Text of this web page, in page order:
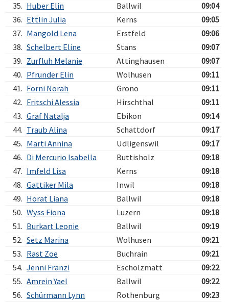
35. Huber Elin Ballwil
09:04
36. Ettlin Julia Kerns
09:05
37. Mangold Lena Erstfeld
09:06
38. Schelbert Eline Stans
09:07
39. Zurfluh Melanie Attinghausen
09:07
40. Pfrunder Elin Wolhusen
09:11
41. Forni Norah Grono
09:11
42. Fritschi Alessia Hirschthal
09:11
43. Graf Natalja Ebikon
09:14
44. Traub Alina Schattdorf
09:17
45. Marti Annina Udligenswil
09:17
46. Di Mercurio Isabella Buttisholz
09:18
47. Imfeld Lisa Kerns
09:18
48. Gattiker Mila Inwil
09:18
49. Horat Liana Ballwil
09:18
50. Wyss Fiona Luzern
09:18
51. Burkart Leonie Ballwil
09:19
52. Setz Marina Wolhusen
09:21
53. Rast Zoe Buchrain
09:21
54. Jenni Fränzi Escholzmatt
09:22
55. Amrein Yael Ballwil
09:22
56. Schürmann Lynn Rothenburg
09:23